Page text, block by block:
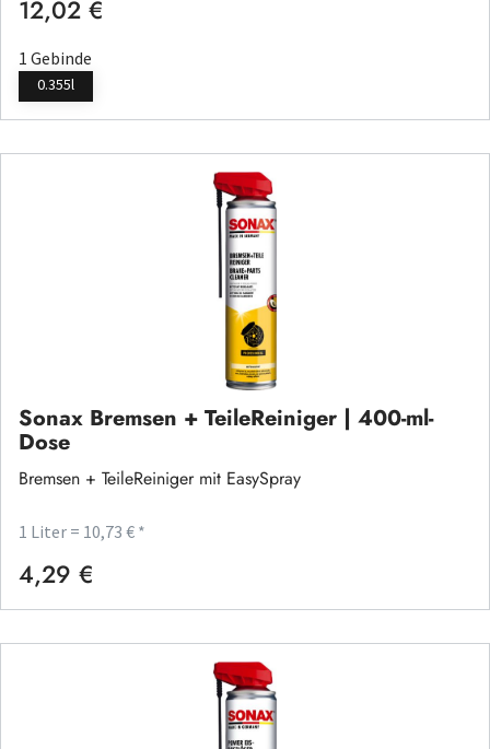
Regulärer Preis:
12,02 €
1 Gebinde
0.355l
Sonax Bremsen + TeileReiniger | 400-ml-
Dose
Bremsen + TeileReiniger mit EasySpray
1 Liter = 10,73 € *
Regulärer Preis:
4,29 €